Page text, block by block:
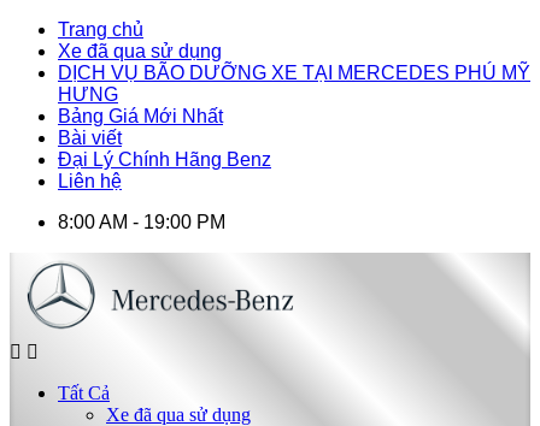
Trang chủ
Xe đã qua sử dụng
DỊCH VỤ BÃO DƯỠNG XE TẠI MERCEDES PHÚ MỸ
HƯNG
Bảng Giá Mới Nhất
Bài viết
Đại Lý Chính Hãng Benz
Liên hệ
8:00 AM - 19:00 PM
Tất Cả
Xe đã qua sử dụng